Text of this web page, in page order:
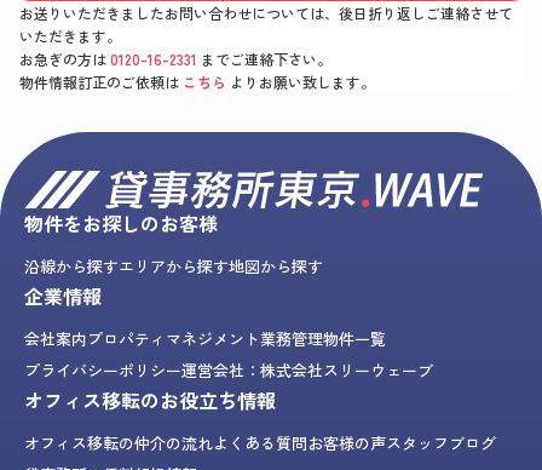
お送りいただきましたお問い合わせについては、後日折り返しご連絡させて
いただきます。
お急ぎの方は0120-16-2331 までご連絡下さい。
物件情報訂正のご依頼は こちら よりお願い致します。
物件をお探しのお客様
沿線から探すエリアから探す地図から探す
企業情報
会社案内プロパティマネジメント業務管理物件一覧
プライバシーポリシー運営会社：株式会社スリーウェーブ
オフィス移転のお役立ち情報
オフィス移転の仲介の流れよくある質問お客様の声スタッフブログ